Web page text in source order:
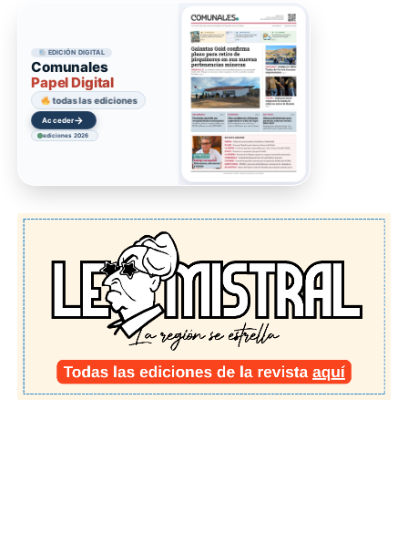
EDICIÓN DIGITAL
Comunales
Papel Digital
todas las ediciones
Acceder→
ediciones 2026